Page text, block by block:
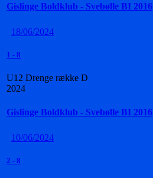
Gislinge Boldklub - Svebølle BI 2016
18/06/2024
1 - 8
U12 Drenge række D
2024
Gislinge Boldklub - Svebølle BI 2016
10/06/2024
2 - 8